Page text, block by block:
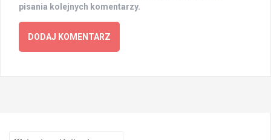
pisania kolejnych komentarzy.